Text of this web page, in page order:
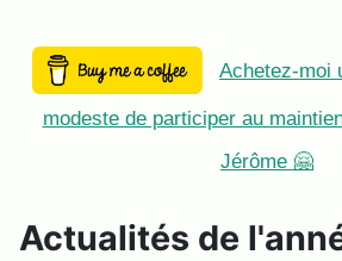
Achetez-moi
modeste de participer au
Jérôme 🤗
Actualités de